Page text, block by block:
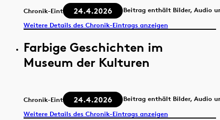
Chronik-Eintrag 24.4.2026
Beitrag enthält Bilder, Audio
Weitere Details des Chronik-Eintrags anzeigen
Farbige Geschichten im
Museum der Kulturen
Chronik-Eintrag 24.4.2026
Beitrag enthält Bilder, Audio
Weitere Details des Chronik-Eintrags anzeigen